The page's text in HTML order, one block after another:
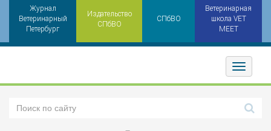
Журнал
Ветеринарный
Петербург
Издательство
СПбВО
СПбВО
Ветеринарная
школа VET
MEET
Toggler